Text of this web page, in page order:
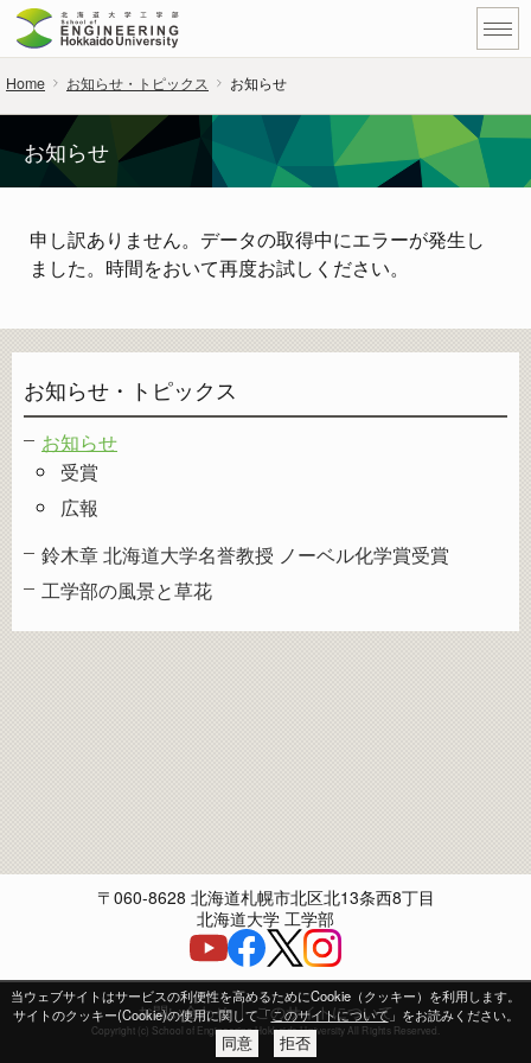
Home お知らせ・トピックス お知らせ
お知らせ
申し訳ありません。データの取得中にエラーが発生し
ました。時間をおいて再度お試しください。
お知らせ・トピックス
お知らせ
受賞
広報
鈴木章 北海道大学名誉教授 ノーベル化学賞受賞
工学部の風景と草花
〒060-8628 北海道札幌市北区北13条西8丁目
北海道大学 工学部
Copyright (c) School of Engineering Hokkaido University All Rights Reserved.
お問い合わせ このサイトについて
当ウェブサイトはサービスの利便性を高めるためにCookie（クッキー）を利用します。
サイトのクッキー(Cookie)の使用に関して「このサイトについて」をお読みください。
同意 拒否